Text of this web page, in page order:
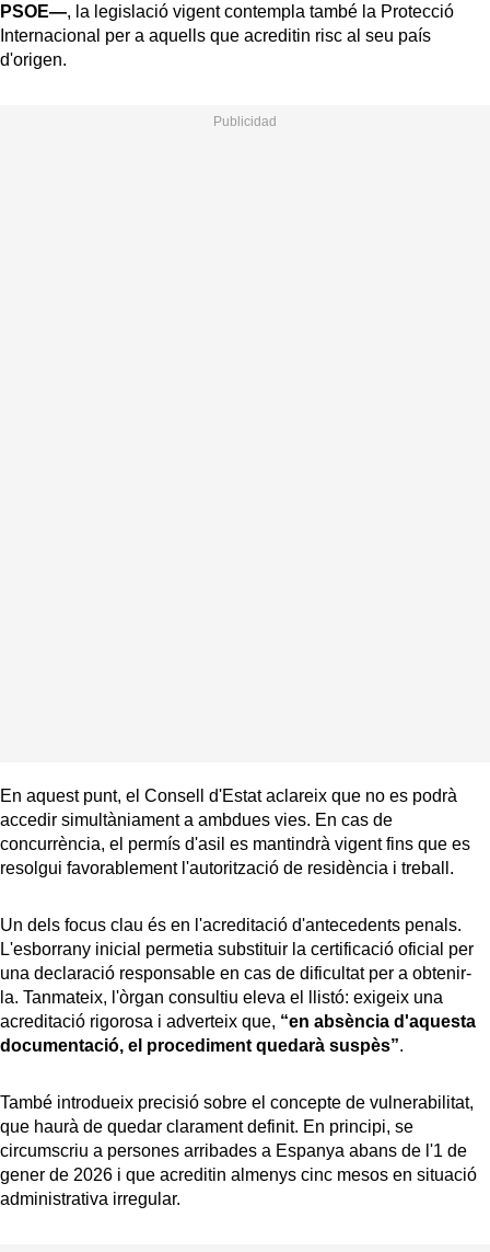
PSOE—, la legislació vigent contempla també la Protecció
Internacional per a aquells que acreditin risc al seu país
d'origen.
En aquest punt, el Consell d'Estat aclareix que no es podrà
accedir simultàniament a ambdues vies. En cas de
concurrència, el permís d'asil es mantindrà vigent fins que es
resolgui favorablement l'autorització de residència i treball.
Un dels focus clau és en l'acreditació d'antecedents penals.
L'esborrany inicial permetia substituir la certificació oficial per
una declaració responsable en cas de dificultat per a obtenir-
la. Tanmateix, l'òrgan consultiu eleva el llistó: exigeix una
acreditació rigorosa i adverteix que, “en absència d'aquesta
documentació, el procediment quedarà suspès”.
També introdueix precisió sobre el concepte de vulnerabilitat,
que haurà de quedar clarament definit. En principi, se
circumscriu a persones arribades a Espanya abans de l'1 de
gener de 2026 i que acreditin almenys cinc mesos en situació
administrativa irregular.